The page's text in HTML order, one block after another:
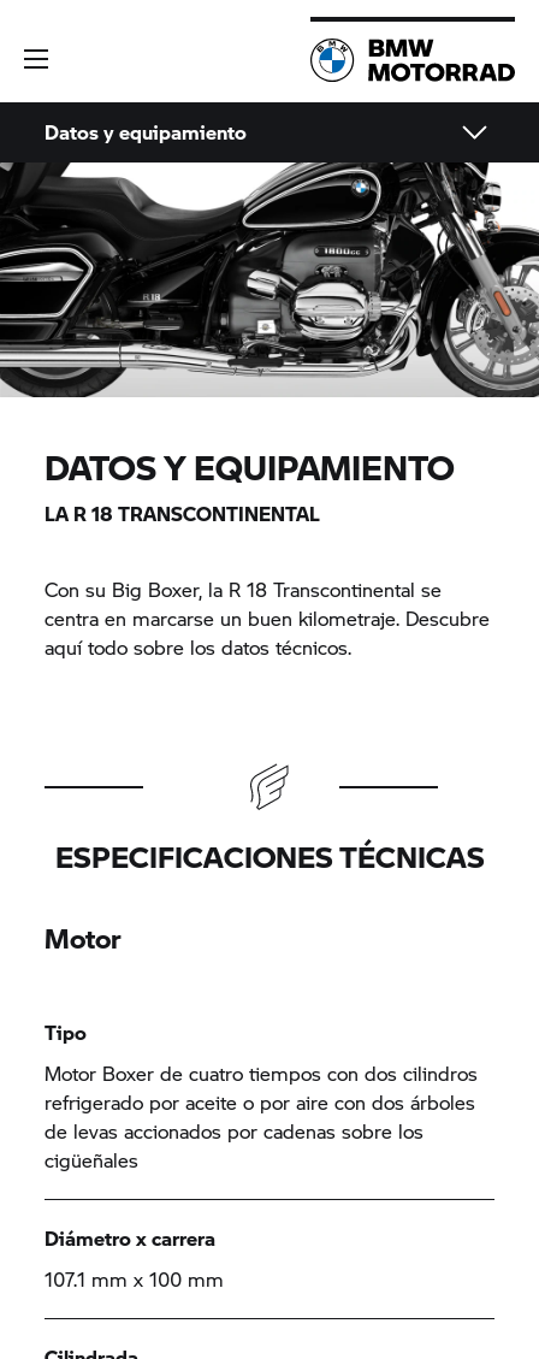
Datos y equipamiento
DATOS Y EQUIPAMIENTO
LA R 18 TRANSCONTINENTAL
Con su Big Boxer, la R 18 Transcontinental se
centra en marcarse un buen kilometraje. Descubre
aquí todo sobre los datos técnicos.
ESPECIFICACIONES TÉCNICAS
Motor
Tipo
Motor Boxer de cuatro tiempos con dos cilindros
refrigerado por aceite o por aire con dos árboles
de levas accionados por cadenas sobre los
cigüeñales
Diámetro x carrera
107.1 mm x 100 mm